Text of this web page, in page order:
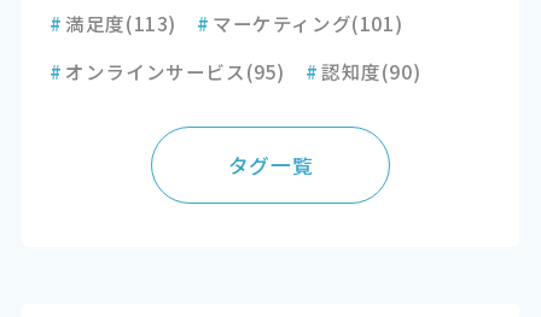
#満足度(113) # マーケティング(101)
# オンラインサービス(95) #認知度(90)
タグ一覧